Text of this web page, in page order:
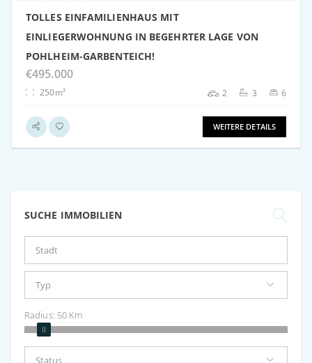
TOLLES EINFAMILIENHAUS MIT
EINLIEGERWOHNUNG IN BEGEHRTER LAGE VON
POHLHEIM-GARBENTEICH!
€495.000
250m² 2 3 6
WEITERE DETAILS
SUCHE IMMOBILIEN
Radius: 50 Km